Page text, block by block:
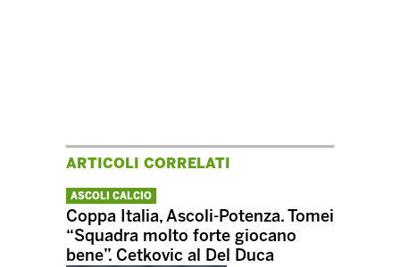
ARTICOLI CORRELATI
ASCOLI CALCIO
Coppa Italia, Ascoli-Potenza. Tomei
“Squadra molto forte giocano
bene”. Cetkovic al Del Duca